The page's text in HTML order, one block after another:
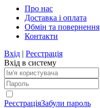
Про нас
Доставка і оплата
Обмін та повернення
Контакти
Вхід | Реєстрація
Вхід в систему
РеєстраціяЗабули пароль